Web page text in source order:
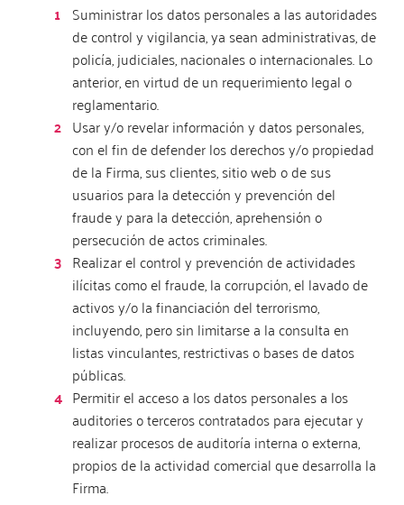
Suministrar los datos personales a las autoridades
de control y vigilancia, ya sean administrativas, de
policía, judiciales, nacionales o internacionales. Lo
anterior, en virtud de un requerimiento legal o
reglamentario.
Usar y/o revelar información y datos personales,
con el fin de defender los derechos y/o propiedad
de la Firma, sus clientes, sitio web o de sus
usuarios para la detección y prevención del
fraude y para la detección, aprehensión o
persecución de actos criminales.
Realizar el control y prevención de actividades
ilícitas como el fraude, la corrupción, el lavado de
activos y/o la financiación del terrorismo,
incluyendo, pero sin limitarse a la consulta en
listas vinculantes, restrictivas o bases de datos
públicas.
Permitir el acceso a los datos personales a los
auditories o terceros contratados para ejecutar y
realizar procesos de auditoría interna o externa,
propios de la actividad comercial que desarrolla la
Firma.